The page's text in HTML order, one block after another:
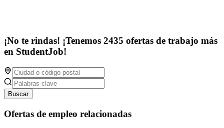
¡No te rindas! ¡Tenemos 2435 ofertas de trabajo más
en StudentJob!
Buscar
Ofertas de empleo relacionadas